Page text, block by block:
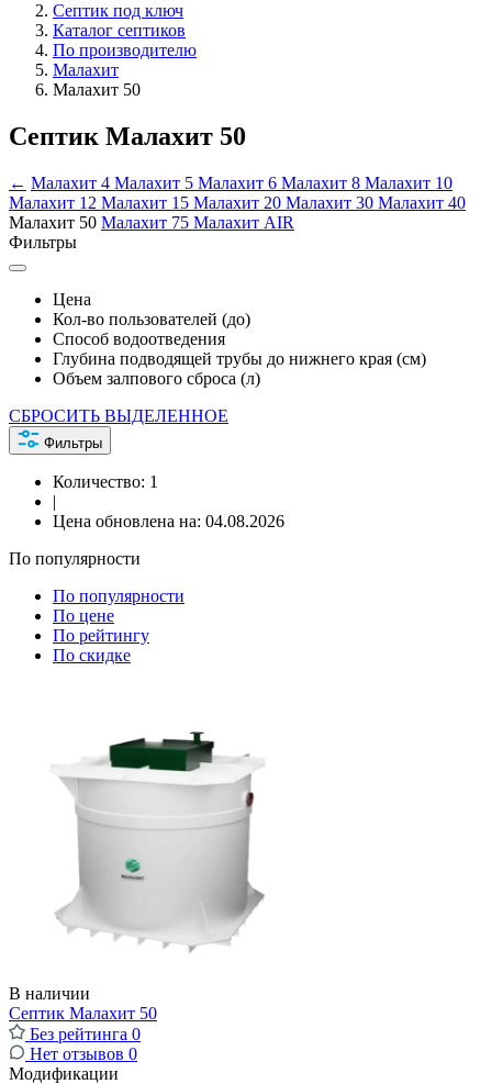
Септик под ключ
Каталог септиков
По производителю
Малахит
Малахит 50
Септик Малахит 50
← Малахит 4 Малахит 5 Малахит 6 Малахит 8 Малахит 10
Малахит 12 Малахит 15 Малахит 20 Малахит 30 Малахит 40
Малахит 50 Малахит 75 Малахит AIR
Фильтры
Цена
Кол-во пользователей (до)
Способ водоотведения
Глубина подводящей трубы до нижнего края (см)
Объем залпового сброса (л)
СБРОСИТЬ ВЫДЕЛЕННОЕ
Фильтры
Количество: 1
|
Цена обновлена на: 04.08.2026
По популярности
По популярности
По цене
По рейтингу
По скидке
В наличии
Септик Малахит 50
Без рейтинга 0
Нет отзывов 0
Модификации